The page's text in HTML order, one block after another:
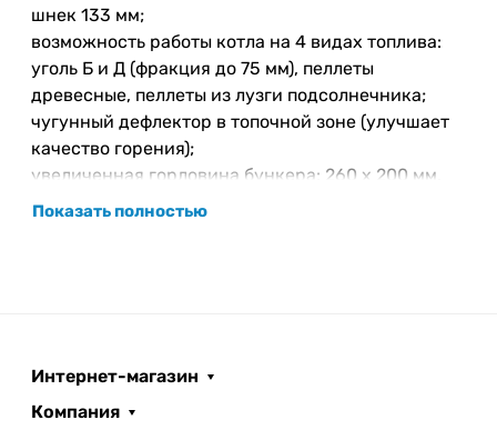
шнек 133 мм;
возможность работы котла на 4 видах топлива:
уголь Б и Д (фракция до 75 мм), пеллеты
древесные, пеллеты из лузги подсолнечника;
чугунный дефлектор в топочной зоне (улучшает
качество горения);
увеличенная горловина бункера: 260 х 200 мм.
Угол наклона скатов бункера исключает
рым болт для удобства погрузки и установки
котла.
Показать полностью
Интернет-магазин
Компания